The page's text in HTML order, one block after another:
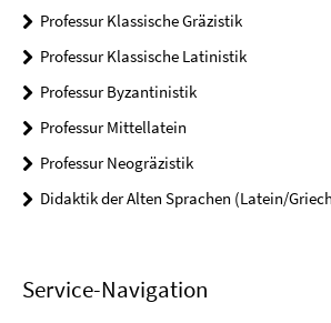
Professur Klassische Gräzistik
Professur Klassische Latinistik
Professur Byzantinistik
Professur Mittellatein
Professur Neogräzistik
Didaktik der Alten Sprachen (Latein/
Service-Navigation